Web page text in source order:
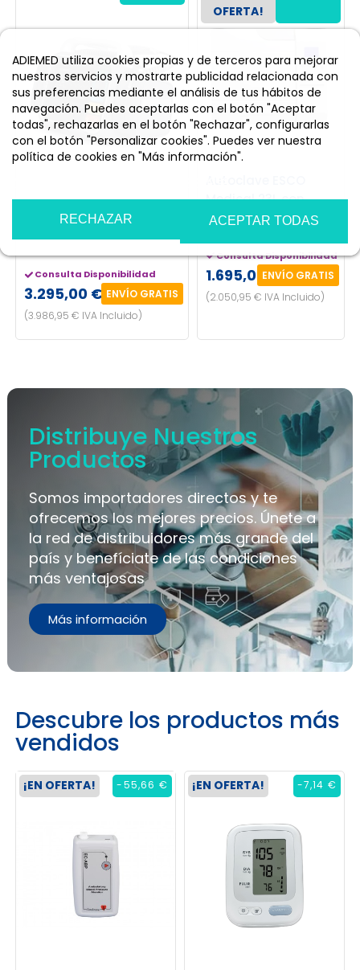
ADIEMED utiliza cookies propias y de terceros para mejorar
nuestros servicios y mostrarte publicidad relacionada con
sus preferencias mediante el análisis de tus hábitos de
navegación. Puedes aceptarlas con el botón "Aceptar
todas", rechazarlas en el botón "Rechazar", configurarlas
con el botón "Personalizar cookies". Puedes ver nuestra
política de cookies en "Más información".
RECHAZAR ACEPTAR TODAS
Monitor Desfibrilador i6
Consulta Disponibilidad
3.295,00 € ENVÍO GRATIS
(3.986,95 € IVA Incluido)
Medical 23L con
pantalla LCD, USB e
Consulta Disponibilidad
1.695,00 €ENVÍO GRATIS
(2.050,95 € IVA Incluido)
OFERTA!
Distribuye Nuestros
Productos
Somos importadores directos y te
ofrecemos los mejores precios. Únete a
la red de distribuidores más grande del
país y benefíciate de las condiciones
más ventajosas
Más información
Descubre los productos más
vendidos
¡EN OFERTA! -55,66 € ¡EN OFERTA! -7,14 €